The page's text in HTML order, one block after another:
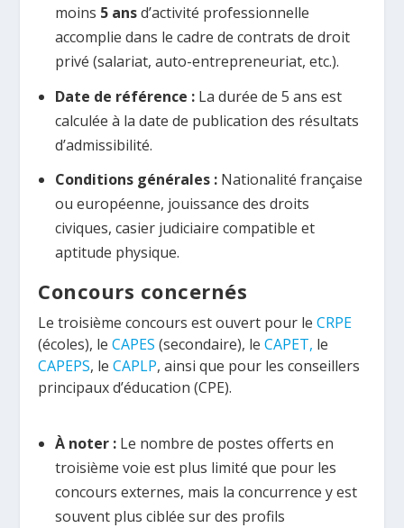
moins 5 ansd’activité professionnelle
accomplie dans le cadre de contrats de droit
privé (salariat, auto-entrepreneuriat, etc.).
Date de référence :La durée de 5 ans est
calculée à la date de publication des résultats
d’admissibilité.
Conditions générales :Nationalité française
ou européenne, jouissance des droits
civiques, casier judiciaire compatible et
aptitude physique.
Concours concernés
Le troisième concours est ouvert pour leCRPE
(écoles), leCAPES (secondaire), leCAPET, le
CAPEPS, leCAPLP, ainsi que pour les conseillers
principaux d’éducation (CPE).
À noter :Le nombre de postes offerts en
troisième voie est plus limité que pour les
concours externes, mais la concurrence y est
souvent plus ciblée sur des profils